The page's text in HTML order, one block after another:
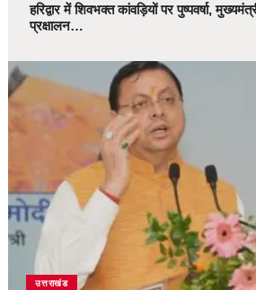
हरिद्वार में शिवभक्त कांवड़ियों पर पुष्पवर्षा,
प्रक्षालन…
उत्तराखंड